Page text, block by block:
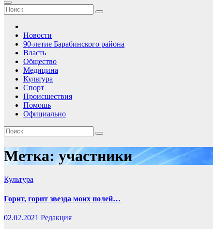
Новости
90-летие Барабинского района
Власть
Общество
Медицина
Культура
Спорт
Происшествия
Помошь
Официально
Метка:участники
Культура
Горит, горит звезда моих полей…
02.02.2021 Редакция